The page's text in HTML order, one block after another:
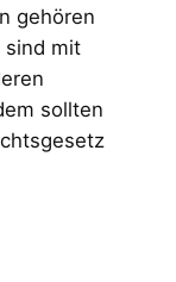
gehören
sind mit
sollten